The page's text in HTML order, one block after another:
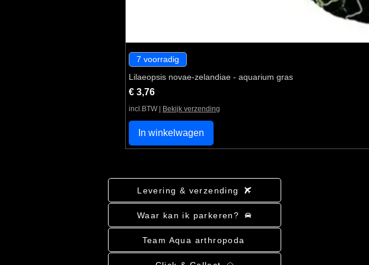
7 voorradig
Lilaeopsis novae-zelandiae - aquarium gras
Prijs
€ 3,76
incl.BTW Bekijk verzending
In winkelwagen
Levering & verzending
Waar kan ik parkeren?
Team Aqua arthropoda